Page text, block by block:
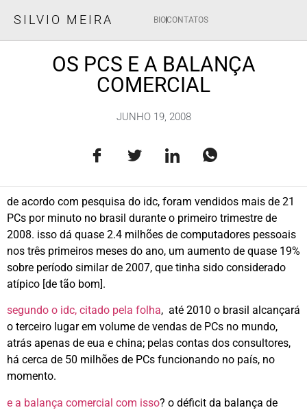
SILVIO MEIRA BIOCONTATOS
OS PCS E A BALANÇA
COMERCIAL
JUNHO 19, 2008
de acordo com pesquisa do idc, foram vendidos mais de 21
PCs por minuto no brasil durante o primeiro trimestre de
2008. isso dá quase 2.4 milhões de computadores pessoais
nos três primeiros meses do ano, um aumento de quase 19%
sobre período similar de 2007, que tinha sido considerado
atípico [de tão bom].
segundo o idc, citado pela folha, até 2010 o brasil alcançará
o terceiro lugar em volume de vendas de PCs no mundo,
atrás apenas de eua e china; pelas contas dos consultores,
há cerca de 50 milhões de PCs funcionando no país, no
momento.
e a balança comercial com isso? o déficit da balança de